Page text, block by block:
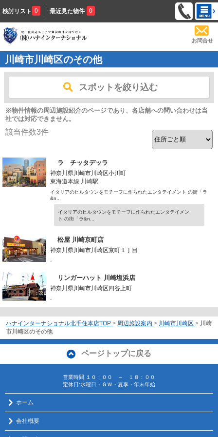
検討リスト 0 最近見た物件 0
お問合せ
川崎市川崎区のその他
スポットを絞り込む
※物件情報の周辺施設紹介のページであり、各店舗への問い合わせは当
社では対応できません。
該当件数3件
ラ チッタデッラ
神奈川県川崎市川崎区小川町
東海道本線 川崎駅
イタリアのヒルタウンをモチーフに作られたエンタテイメント の街「ラ
&n...
イタリアのヒルタウンをモチーフに作られたエンタテイメン
ト の街「ラ&n...
松屋 川崎京町店
神奈川県川崎市川崎区京町１丁目
-
リンガーハット 川崎塩浜店
神奈川県川崎市川崎区四谷上町
-
ハナインターナショナル北千住本店TOP > 周辺施設案内 > 川崎市川崎区 > 川崎
市川崎区のその他
ページトップに戻る
営業時間:１０：００ ～ １８：００
定休日:水曜日・ＧＷ・夏季・年末年始
ホーム
会社概要